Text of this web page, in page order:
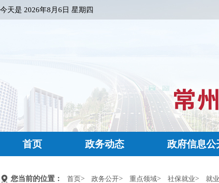
今天是 2026年8月6日 星期四
首页 政务动态 政府信息公
您当前的位置： 首页> 政务公开> 重点领域> 社保就业> 就